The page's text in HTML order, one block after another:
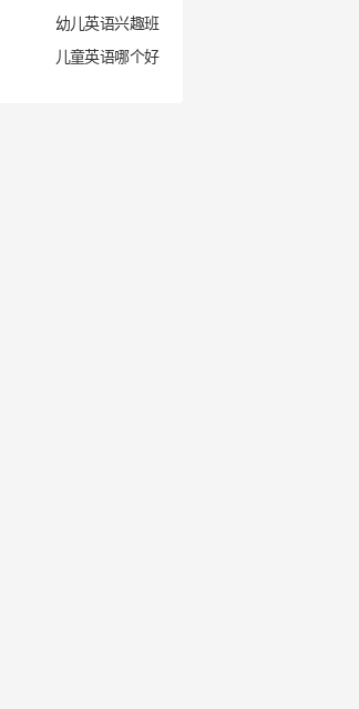
幼儿英语兴趣班
儿童英语哪个好